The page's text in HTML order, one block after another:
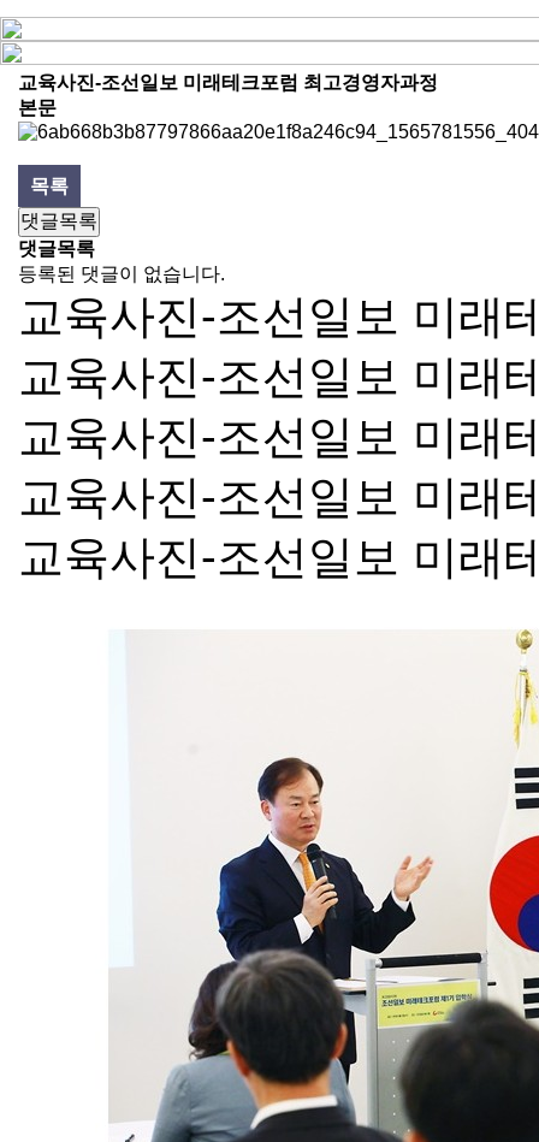
교육사진-조선일보 미래테크포럼 최고경영자과정
본문
목록
댓글목록
댓글목록
등록된 댓글이 없습니다.
교육사진-조선일보 미래
교육사진-조선일보 미래
교육사진-조선일보 미래
교육사진-조선일보 미래
교육사진-조선일보 미래